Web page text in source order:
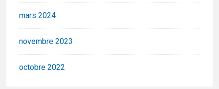
mars 2024
novembre 2023
octobre 2022